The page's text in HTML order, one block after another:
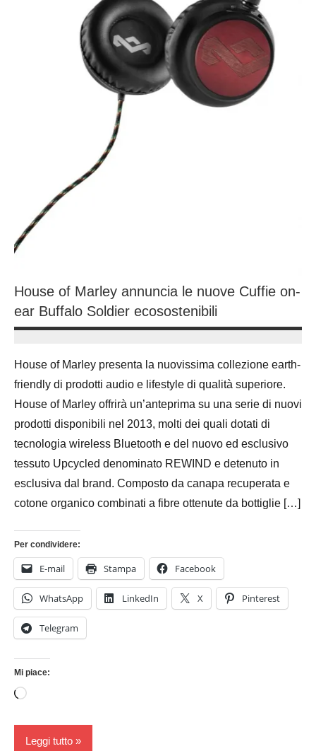
House of Marley annuncia le nuove Cuffie on-
ear Buffalo Soldier ecosostenibili
Dicembre
2015
Bassanelli
House of Marley presenta la nuovissima collezione earth-
friendly di prodotti audio e lifestyle di qualità superiore.
House of Marley offrirà un’anteprima su una serie di nuovi
prodotti disponibili nel 2013, molti dei quali dotati di
tecnologia wireless Bluetooth e del nuovo ed esclusivo
tessuto Upcycled denominato REWIND e detenuto in
esclusiva dal brand. Composto da canapa recuperata e
cotone organico combinati a fibre ottenute da bottiglie […]
Per condividere:
E-mail Stampa Facebook
WhatsApp LinkedIn X Pinterest
Telegram
Mi piace:
Caricamento
corso…
Leggi tutto